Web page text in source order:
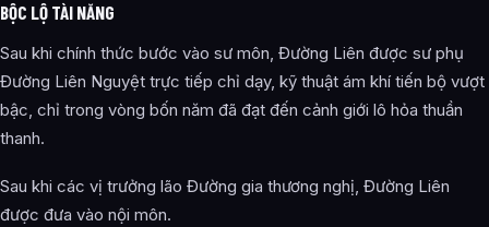
BỘC LỘ TÀI NĂNG
Sau khi chính thức bước vào sư môn, Đường Liên được sư phụ
Đường Liên Nguyệt trực tiếp chỉ dạy, kỹ thuật ám khí tiến bộ vượt
bậc, chỉ trong vòng bốn năm đã đạt đến cảnh giới lô hỏa thuần
thanh.
Sau khi các vị trưởng lão Đường gia thương nghị, Đường Liên
được đưa vào nội môn.